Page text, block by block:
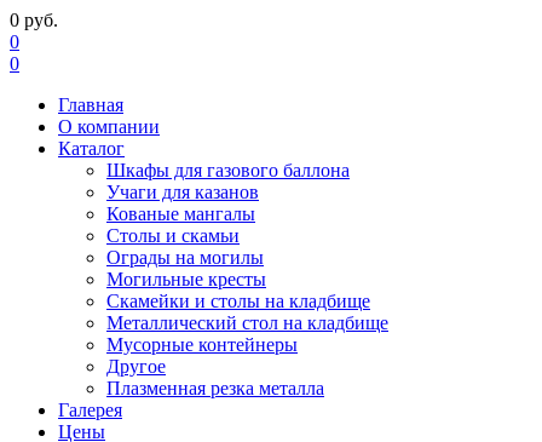
0 руб.
0
0
Главная
О компании
Каталог
Шкафы для газового баллона
Учаги для казанов
Кованые мангалы
Столы и скамьи
Ограды на могилы
Могильные кресты
Скамейки и столы на кладбище
Металлический стол на кладбище
Мусорные контейнеры
Другое
Плазменная резка металла
Галерея
Цены